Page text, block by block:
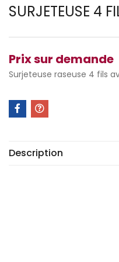
SURJETEUSE 4
Prix sur demande
Surjeteuse raseuse 4 fils
Description